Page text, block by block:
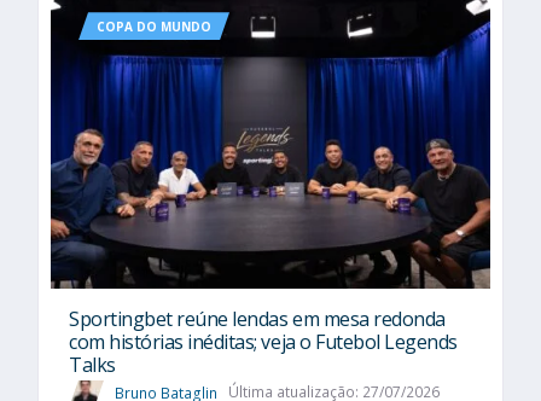
COPA DO MUNDO
Sportingbet reúne lendas em mesa redonda
com histórias inéditas; veja o Futebol Legends
Talks
Bruno Bataglin Última atualização: 27/07/2026